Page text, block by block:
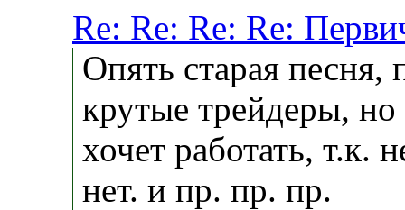
Re: Re: Re: Re:
Опять старая песня,
крутые трейдеры,
хочет работать, т.к.
нет. и пр. пр. пр.